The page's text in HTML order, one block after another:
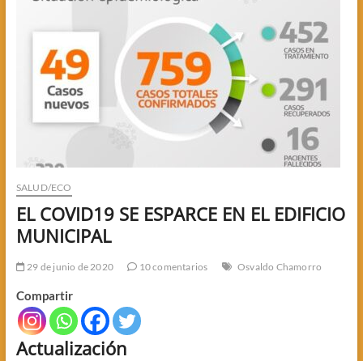
SALUD/ECO
EL COVID19 SE ESPARCE EN EL EDIFICIO
MUNICIPAL
29 de junio de 2020 10 comentarios Osvaldo Chamorro
Compartir
Actualización